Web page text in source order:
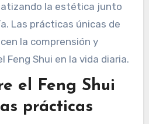
la estética junto
Las prácticas únicas de
la comprensión y
Feng Shui en la vida diaria.
el Feng Shui
prácticas